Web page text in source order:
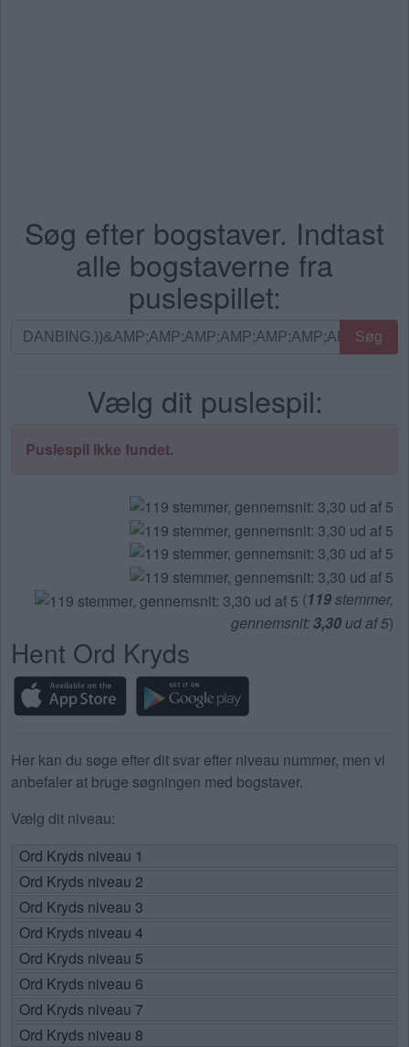
Søg efter bogstaver. Indtast
alle bogstaverne fra
puslespillet:
Søg
bogstaverne
Søg
Vælg dit puslespil:
Puslespil ikke fundet.
(119stemmer,
gennemsnit:3,30 ud af 5)
Hent Ord Kryds
Her kan du søge efter dit svar efter niveau nummer, men vi
anbefaler at bruge søgningen med bogstaver.
Vælg dit niveau:
Ord Kryds niveau 1
Ord Kryds niveau 2
Ord Kryds niveau 3
Ord Kryds niveau 4
Ord Kryds niveau 5
Ord Kryds niveau 6
Ord Kryds niveau 7
Ord Kryds niveau 8